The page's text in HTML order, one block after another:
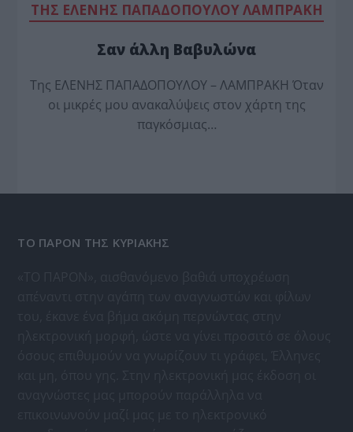
TΗΣ ΕΛΕΝΗΣ ΠΑΠΑΔΟΠΟΥΛΟΥ ΛΑΜΠΡΑΚΗ
Σαν άλλη Βαβυλώνα
Της ΕΛΕΝΗΣ ΠΑΠΑΔΟΠΟΥΛΟΥ – ΛΑΜΠΡΑΚΗ Όταν
οι μικρές μου ανακαλύψεις στον χάρτη της
παγκόσμιας…
ΤΟ ΠΑΡΟΝ ΤΗΣ ΚΥΡΙΑΚΗΣ